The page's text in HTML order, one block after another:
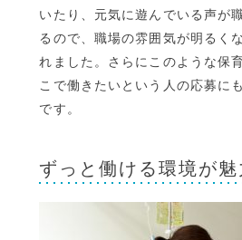
いたり、元気に遊んでいる声が
るので、職場の雰囲気が明るく
れました。さらにこのような保
こで働きたいという人の応募に
です。
ずっと働ける環境が魅